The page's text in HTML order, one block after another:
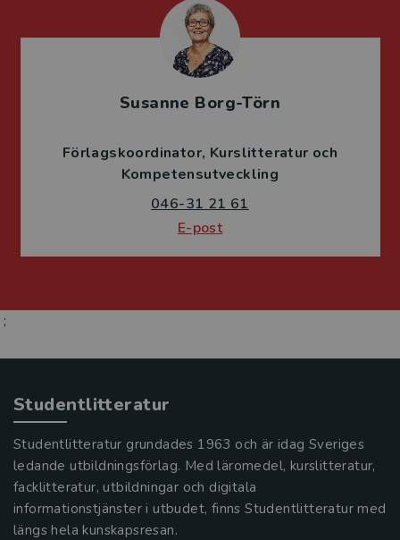
Susanne Borg-Törn
Förlagskoordinator Kurslitteratur och
Kompetensutveckling
046-31 21 61
E-post
;
Studentlitteratur
Studentlitteratur grundades 1963 och är idag Sveriges
ledande utbildningsförlag. Med läromedel, kurslitteratur,
facklitteratur, utbildningar och digitala
informationstjänster i utbudet, finns Studentlitteratur med
längs hela kunskapsresan.